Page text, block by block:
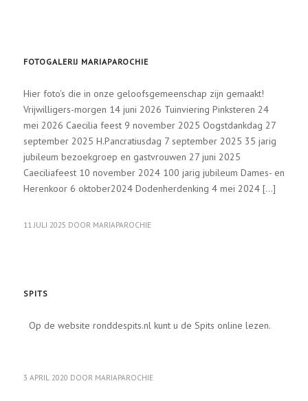
FOTOGALERIJ MARIAPAROCHIE
Hier foto’s die in onze geloofsgemeenschap zijn gemaakt!
Vrijwilligers-morgen 14 juni 2026 Tuinviering Pinksteren 24
mei 2026 Caecilia feest 9 november 2025 Oogstdankdag 27
september 2025 H.Pancratiusdag 7 september 2025 35 jarig
jubileum bezoekgroep en gastvrouwen 27 juni 2025
Caeciliafeest 10 november 2024 100 jarig jubileum Dames- en
Herenkoor 6 oktober2024 Dodenherdenking 4 mei 2024 […]
11 JULI 2025 DOOR MARIAPAROCHIE
SPITS
Op de website ronddespits.nl kunt u de Spits online lezen.
3 APRIL 2020 DOOR MARIAPAROCHIE